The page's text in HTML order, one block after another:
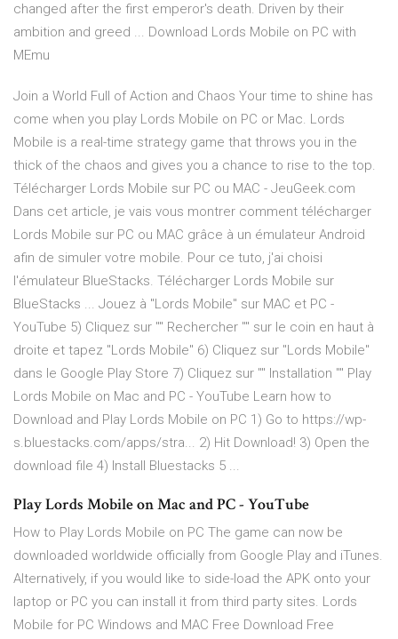
changed after the first emperor's death. Driven by their
ambition and greed ... Download Lords Mobile on PC with
MEmu
Join a World Full of Action and Chaos Your time to shine has
come when you play Lords Mobile on PC or Mac. Lords
Mobile is a real-time strategy game that throws you in the
thick of the chaos and gives you a chance to rise to the top.
Télécharger Lords Mobile sur PC ou MAC - JeuGeek.com
Dans cet article, je vais vous montrer comment télécharger
Lords Mobile sur PC ou MAC grâce à un émulateur Android
afin de simuler votre mobile. Pour ce tuto, j'ai choisi
l'émulateur BlueStacks. Télécharger Lords Mobile sur
BlueStacks ... Jouez à "Lords Mobile" sur MAC et PC -
YouTube 5) Cliquez sur "" Rechercher "" sur le coin en haut à
droite et tapez "Lords Mobile" 6) Cliquez sur "Lords Mobile"
dans le Google Play Store 7) Cliquez sur "" Installation "" Play
Lords Mobile on Mac and PC - YouTube Learn how to
Download and Play Lords Mobile on PC 1) Go to https://wp-
s.bluestacks.com/apps/stra... 2) Hit Download! 3) Open the
download file 4) Install Bluestacks 5 ...
Play Lords Mobile on Mac and PC - YouTube
How to Play Lords Mobile on PC The game can now be
downloaded worldwide officially from Google Play and iTunes.
Alternatively, if you would like to side-load the APK onto your
laptop or PC you can install it from third party sites. Lords
Mobile for PC Windows and MAC Free Download Free